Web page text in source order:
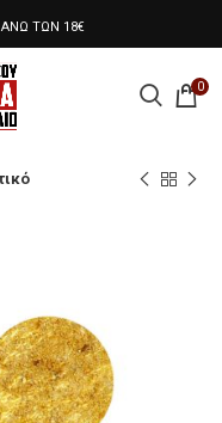
ΤΩΝ 18€
0